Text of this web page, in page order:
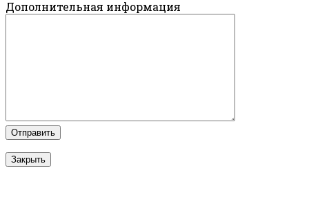
Дополнительная информация
Закрыть